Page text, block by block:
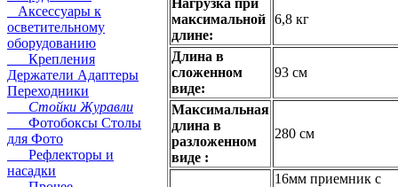
Аксессуары к
осветительному
оборудованию
Крепления
Держатели Адаптеры
Переходники
Стойки Журавли
Фотобоксы Столы
для Фото
Рефлекторы и
насадки
максимальной
длине:
6,8 кг
Длина в
сложенном
виде:
93 см
Максимальная
длина в
разложенном
виде :
280 см
16мм приемник с